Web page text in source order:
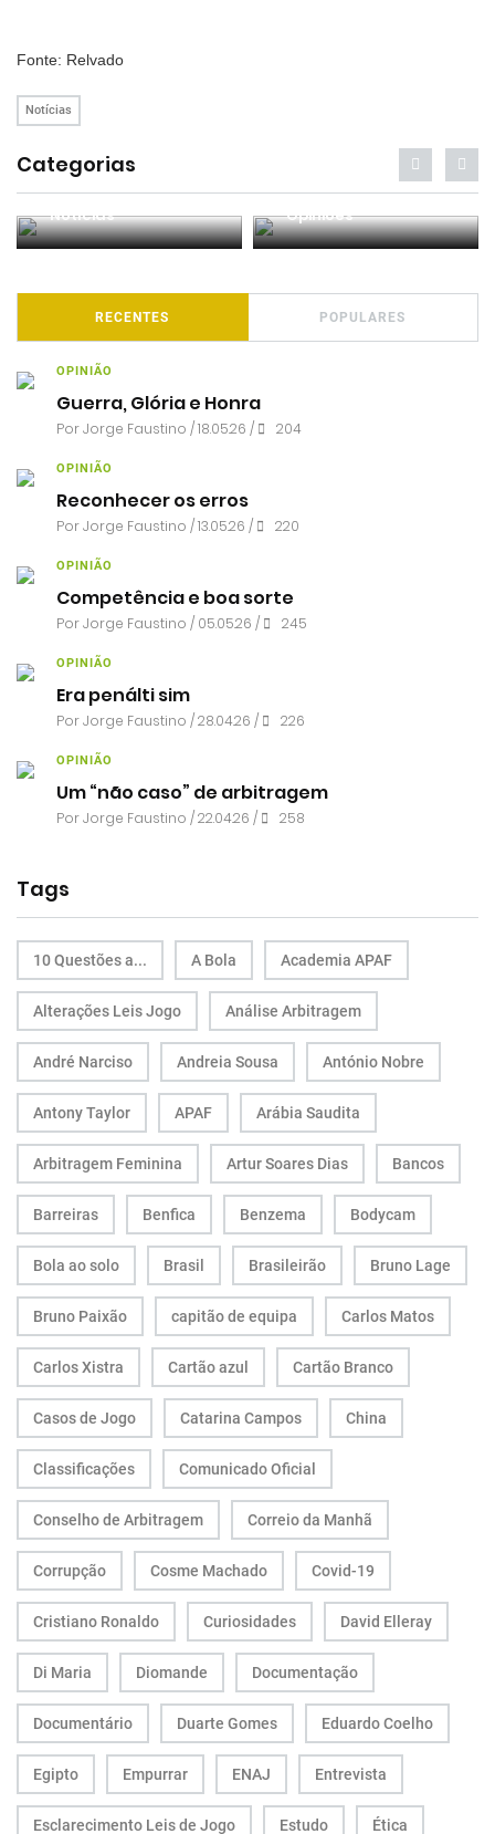
Fonte: Relvado
Notícias
Categorias
Notícias Opiniões
RECENTES POPULARES
OPINIÃO
Guerra, Glória e Honra
PorJorge Faustino / 18.05.26 / 204
OPINIÃO
Reconhecer os erros
PorJorge Faustino / 13.05.26 / 220
OPINIÃO
Competência e boa sorte
PorJorge Faustino / 05.05.26 / 245
OPINIÃO
Era penálti sim
PorJorge Faustino / 28.04.26 / 226
OPINIÃO
Um “não caso” de arbitragem
PorJorge Faustino / 22.04.26 / 258
Tags
10 Questões a... A Bola Academia APAF
Alterações Leis Jogo Análise Arbitragem
André Narciso Andreia Sousa António Nobre
Antony Taylor APAF Arábia Saudita
Arbitragem Feminina Artur Soares Dias Bancos
Barreiras Benfica Benzema Bodycam
Bola ao solo Brasil Brasileirão Bruno Lage
Bruno Paixão capitão de equipa Carlos Matos
Carlos Xistra Cartão azul Cartão Branco
Casos de Jogo Catarina Campos China
Classificações Comunicado Oficial
Conselho de Arbitragem Correio da Manhã
Corrupção Cosme Machado Covid-19
Cristiano Ronaldo Curiosidades David Elleray
Di Maria Diomande Documentação
Documentário Duarte Gomes Eduardo Coelho
Egipto Empurrar ENAJ Entrevista
Esclarecimento Leis de Jogo Estudo Ética